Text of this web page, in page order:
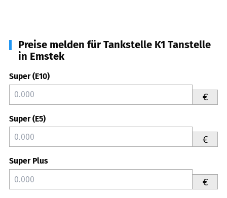
Preise melden für Tankstelle K1 Tanstelle
in Emstek
Super (E10)
€
Super (E5)
€
Super Plus
€